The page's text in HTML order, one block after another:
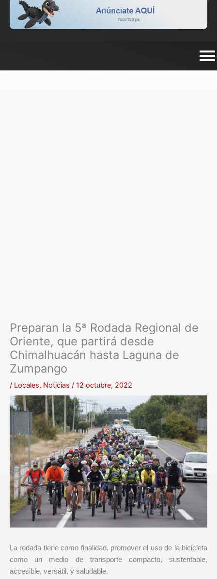
Preparan la 5ª Rodada Regional de
Oriente, que partirá desde
Chimalhuacán hasta Laguna de
Zumpango
/ Locales, Noticias / 12 octubre, 2022
La rodada tiene como finalidad, promover el uso de la bicicleta
como un medio de transporte compacto, sustentable,
accesible, versátil, y saludable.